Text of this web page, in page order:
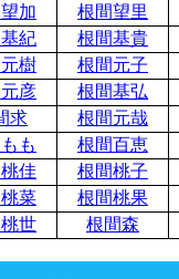
加
根間望里
紀
根間基貴
樹
根間元子
彦
根間基弘
求
根間元哉
も
根間百恵
佳
根間桃子
菜
根間桃果
世 根間森